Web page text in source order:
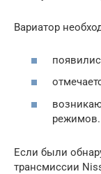
Вариатор
режимов.
Если были
трансмиссии